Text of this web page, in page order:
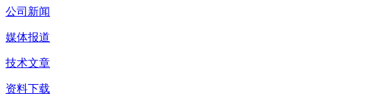
公司新闻
媒体报道
技术文章
资料下载